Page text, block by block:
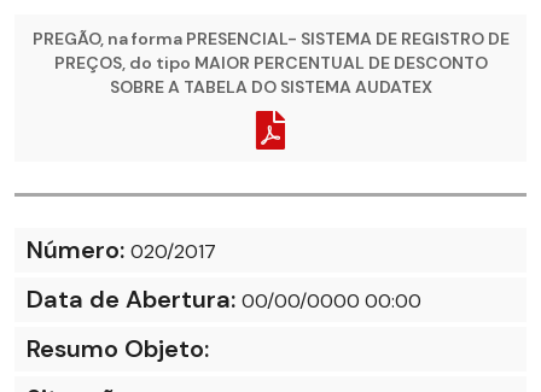
PREGÃO, na forma PRESENCIAL- SISTEMA DE REGISTRO DE
PREÇOS, do tipo MAIOR PERCENTUAL DE DESCONTO
SOBRE A TABELA DO SISTEMA AUDATEX
Número: 020/2017
Data de Abertura: 00/00/0000 00:00
Resumo Objeto: